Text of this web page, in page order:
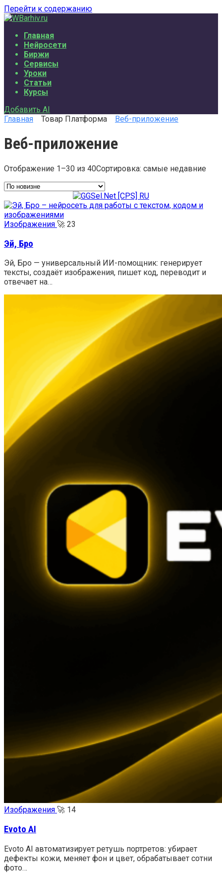
Перейти к содержанию
Главная
Нейросети
Биржи
Сервисы
Уроки
Статьи
Курсы
Добавить AI
Главная
Товар Платформа Веб-приложение
Веб-приложение
Отображение 1–30 из 40Сортировка: самые недавние
Изображения 🚀 23
Эй, Бро
Эй, Бро — универсальный ИИ-помощник: генерирует
тексты, создаёт изображения, пишет код, переводит и
отвечает на…
Изображения 🚀 14
Evoto AI
Evoto AI автоматизирует ретушь портретов: убирает
дефекты кожи, меняет фон и цвет, обрабатывает сотни
фото…